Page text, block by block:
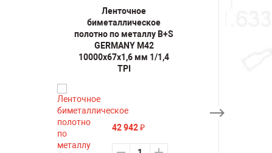
Ленточное
биметаллическое
полотно по металлу B+S
GERMANY M42
10000х67х1,6 мм 1/1,4
TPI
42 942 ₽